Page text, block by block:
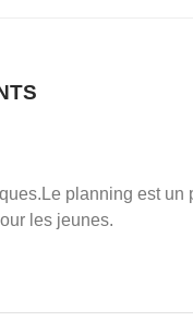
planning est
les jeunes.